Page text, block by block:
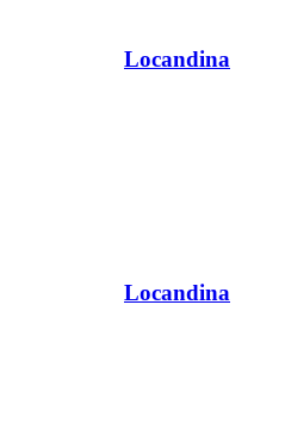
Locandina
Locandina